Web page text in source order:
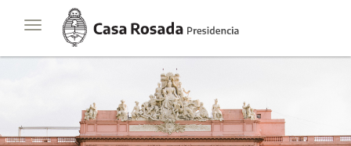
Toggle
navigation
Casa
Rosada
Presidencia
de